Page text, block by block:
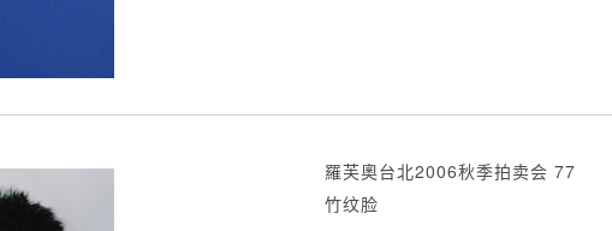
羅芙奧台北2006秋季拍卖会 77
竹纹脸